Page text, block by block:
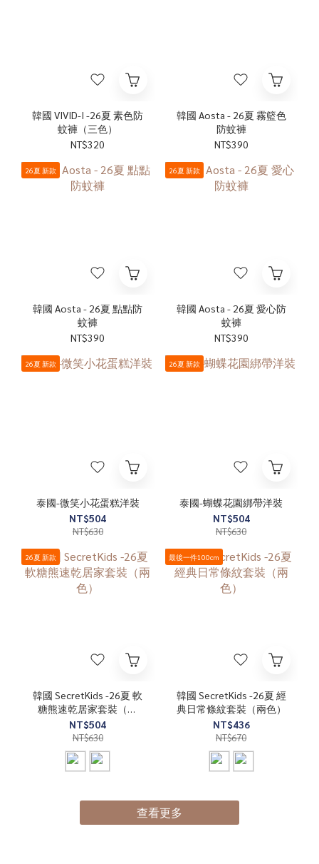
韓國 VIVID-I -26夏 素色防
蚊褲（三色）
NT$320
韓國 Aosta - 26夏 霧籃色
防蚊褲
NT$390
26夏 新款
韓國 Aosta - 26夏 點點防
蚊褲
NT$390
26夏 新款
韓國 Aosta - 26夏 愛心防
蚊褲
NT$390
26夏 新款
泰國-微笑小花蛋糕洋裝
NT$504
NT$630
26夏 新款
泰國-蝴蝶花園綁帶洋裝
NT$504
NT$630
26夏 新款
韓國 SecretKids -26夏 軟
糖熊速乾居家套裝（兩
色）
NT$504
NT$630
最後一件100cm
韓國 SecretKids -26夏 經
典日常條紋套裝（兩色）
NT$436
NT$670
查看更多